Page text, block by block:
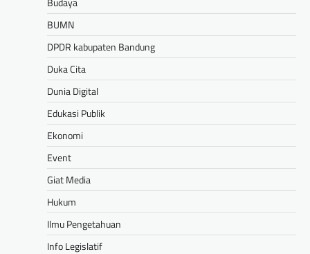
BUMN
DPDR kabupaten Bandung
Duka Cita
Dunia Digital
Edukasi Publik
Ekonomi
Event
Giat Media
Hukum
Ilmu Pengetahuan
Info Legislatif